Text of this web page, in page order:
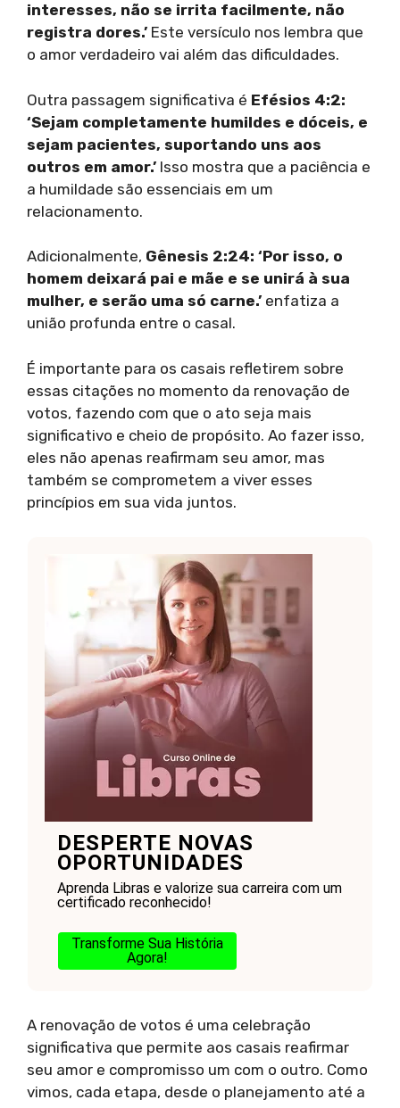
interesses, não se irrita facilmente, não
registra dores.’ Este versículo nos lembra que
o amor verdadeiro vai além das dificuldades.
Outra passagem significativa é Efésios 4:2:
‘Sejam completamente humildes e dóceis, e
sejam pacientes, suportando uns aos
outros em amor.’ Isso mostra que a paciência e
a humildade são essenciais em um
relacionamento.
Adicionalmente, Gênesis 2:24: ‘Por isso, o
homem deixará pai e mãe e se unirá à sua
mulher, e serão uma só carne.’ enfatiza a
união profunda entre o casal.
É importante para os casais refletirem sobre
essas citações no momento da renovação de
votos, fazendo com que o ato seja mais
significativo e cheio de propósito. Ao fazer isso,
eles não apenas reafirmam seu amor, mas
também se comprometem a viver esses
princípios em sua vida juntos.
DESPERTE NOVAS
OPORTUNIDADES
Aprenda Libras e valorize sua carreira com um
certificado reconhecido!
Transforme Sua História
Agora!
A renovação de votos é uma celebração
significativa que permite aos casais reafirmar
seu amor e compromisso um com o outro. Como
vimos, cada etapa, desde o planejamento até a